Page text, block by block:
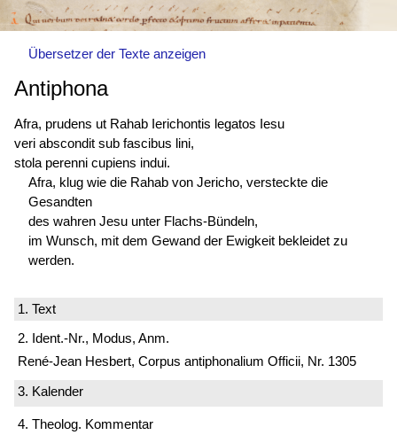
Übersetzer der Texte anzeigen
Antiphona
Afra, prudens ut Rahab Ierichontis legatos Iesu
veri abscondit sub fascibus lini,
stola perenni cupiens indui.
Afra, klug wie die Rahab von Jericho, versteckte die
Gesandten
des wahren Jesu unter Flachs-Bündeln,
im Wunsch, mit dem Gewand der Ewigkeit bekleidet zu
werden.
1. Text
2. Ident.-Nr., Modus, Anm.
René-Jean Hesbert, Corpus antiphonalium Officii, Nr. 1305
3. Kalender
4. Theolog. Kommentar